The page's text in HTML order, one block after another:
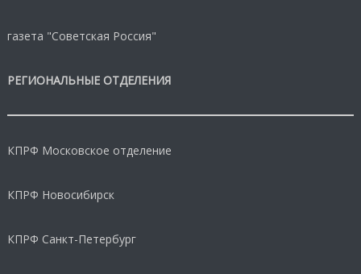
газета "Советская Россия"
РЕГИОНАЛЬНЫЕ ОТДЕЛЕНИЯ
КПРФ Московское отделение
КПРФ Новосибирск
КПРФ Санкт-Петербург